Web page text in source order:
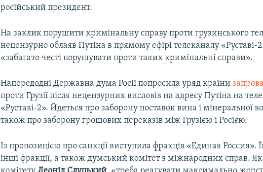
російський президент.
На заклик порушити кримінальну справу проти грузинського
нецензурно облаяв Путіна в прямому ефірі телеканалу «Руставі-
«забагато честі порушувати проти таких кримінальні справи».
Напередодні Державна дума Росії попросила уряд країни
проти Грузії після нецензурних висловів на адресу Путіна на
«Руставі-2». Йдеться про заборону поставок вина і мінеральної
також про заборону грошових переказів між Грузією і Росією.
Із пропозицією про санкції виступила фракція «Единая Россия».
інші фракції, а також думський комітет з міжнародних справ. Як